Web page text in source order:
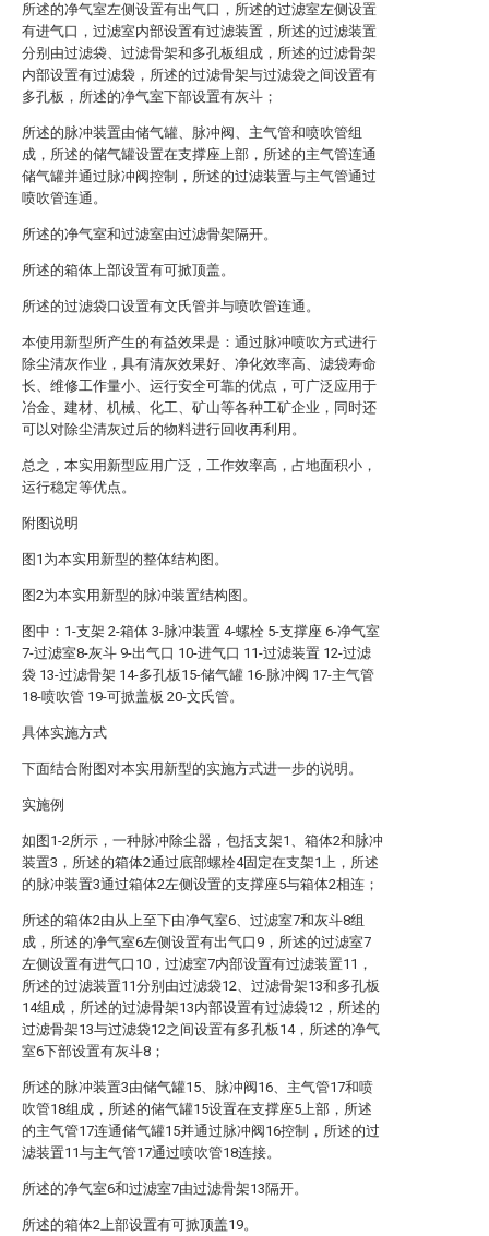
所述的净气室左侧设置有出气口，所述的过滤室左侧设置
有进气口，过滤室内部设置有过滤装置，所述的过滤装置
分别由过滤袋、过滤骨架和多孔板组成，所述的过滤骨架
内部设置有过滤袋，所述的过滤骨架与过滤袋之间设置有
多孔板，所述的净气室下部设置有灰斗；
所述的脉冲装置由储气罐、脉冲阀、主气管和喷吹管组
成，所述的储气罐设置在支撑座上部，所述的主气管连通
储气罐并通过脉冲阀控制，所述的过滤装置与主气管通过
喷吹管连通。
所述的净气室和过滤室由过滤骨架隔开。
所述的箱体上部设置有可掀顶盖。
所述的过滤袋口设置有文氏管并与喷吹管连通。
本使用新型所产生的有益效果是：通过脉冲喷吹方式进行
除尘清灰作业，具有清灰效果好、净化效率高、滤袋寿命
长、维修工作量小、运行安全可靠的优点，可广泛应用于
冶金、建材、机械、化工、矿山等各种工矿企业，同时还
可以对除尘清灰过后的物料进行回收再利用。
总之，本实用新型应用广泛，工作效率高，占地面积小，
运行稳定等优点。
附图说明
图1为本实用新型的整体结构图。
图2为本实用新型的脉冲装置结构图。
图中：1-支架 2-箱体 3-脉冲装置 4-螺栓 5-支撑座 6-净气室
7-过滤室8-灰斗 9-出气口 10-进气口 11-过滤装置 12-过滤
袋 13-过滤骨架 14-多孔板15-储气罐 16-脉冲阀 17-主气管
18-喷吹管 19-可掀盖板 20-文氏管。
具体实施方式
下面结合附图对本实用新型的实施方式进一步的说明。
实施例
如图1-2所示，一种脉冲除尘器，包括支架1、箱体2和脉冲
装置3，所述的箱体2通过底部螺栓4固定在支架1上，所述
的脉冲装置3通过箱体2左侧设置的支撑座5与箱体2相连；
所述的箱体2由从上至下由净气室6、过滤室7和灰斗8组
成，所述的净气室6左侧设置有出气口9，所述的过滤室7
左侧设置有进气口10，过滤室7内部设置有过滤装置11，
所述的过滤装置11分别由过滤袋12、过滤骨架13和多孔板
14组成，所述的过滤骨架13内部设置有过滤袋12，所述的
过滤骨架13与过滤袋12之间设置有多孔板14，所述的净气
室6下部设置有灰斗8；
所述的脉冲装置3由储气罐15、脉冲阀16、主气管17和喷
吹管18组成，所述的储气罐15设置在支撑座5上部，所述
的主气管17连通储气罐15并通过脉冲阀16控制，所述的过
滤装置11与主气管17通过喷吹管18连接。
所述的净气室6和过滤室7由过滤骨架13隔开。
所述的箱体2上部设置有可掀顶盖19。